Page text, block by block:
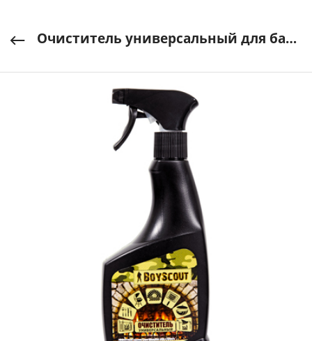
Очиститель универсальный для барбекю, решеток-гриль, шампуров, 500мл BOYSCOUT арт. 61044